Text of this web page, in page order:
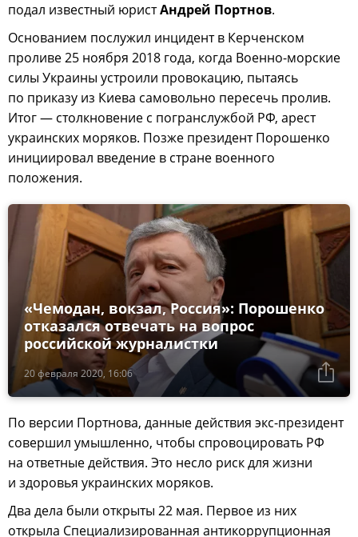
подал известный юристАндрей Портнов.
Основанием послужил инцидент в Керченском
проливе 25 ноября 2018 года, когда Военно-морские
силы Украины устроили провокацию, пытаясь
по приказу из Киева самовольно пересечь пролив.
Итог — столкновение с погранслужбой РФ, арест
украинских моряков. Позже президент Порошенко
инициировал введение в стране военного
положения.
20 февраля 2020, 16:06
«Чемодан, вокзал, Россия»: Порошенко
отказался отвечать на вопрос
российской журналистки
По версии Портнова, данные действия экс-президент
совершил умышленно, чтобы спровоцировать РФ
на ответные действия. Это несло риск для жизни
и здоровья украинских моряков.
Два дела были открыты 22 мая. Первое из них
открыла Специализированная антикоррупционная